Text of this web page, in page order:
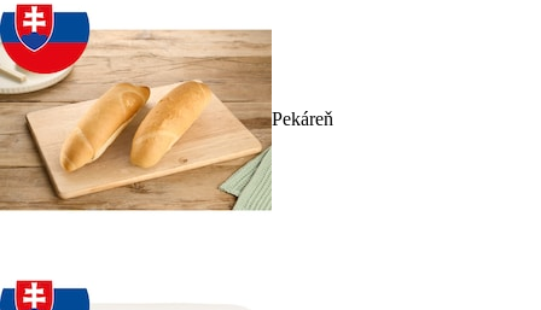
Pekáreň